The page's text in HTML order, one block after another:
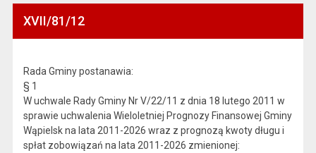
XVII/81/12
Rada Gminy postanawia:
§ 1
W uchwale Rady Gminy Nr V/22/11 z dnia 18 lutego 2011 w
sprawie uchwalenia Wieloletniej Prognozy Finansowej Gminy
Wąpielsk na lata 2011-2026 wraz z prognozą kwoty długu i
spłat zobowiązań na lata 2011-2026 zmienionej: